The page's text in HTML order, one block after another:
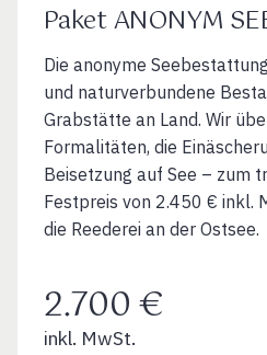
Paket ANONYM
Die anonyme
und naturverbundene
Grabstätte an Land. Wir
Formalitäten, die
Beisetzung auf See – zum
Festpreis von 2.450 € inkl.
die Reederei an der Ostsee.
2.700 €
inkl. MwSt.